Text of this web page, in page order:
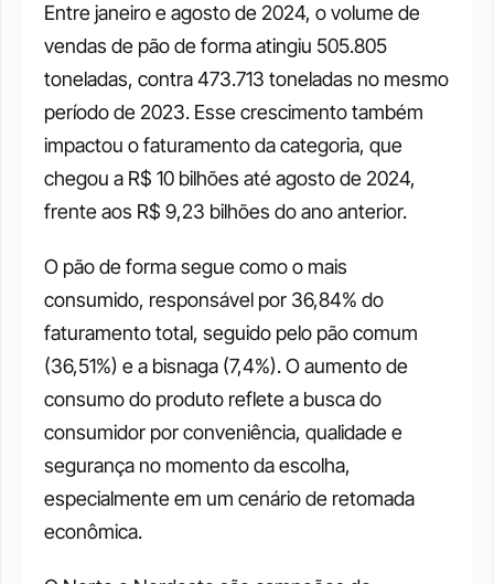
Entre janeiro e agosto de 2024, o volume de
vendas de pão de forma atingiu 505.805
toneladas, contra 473.713 toneladas no mesmo
período de 2023. Esse crescimento também
impactou o faturamento da categoria, que
chegou a R$ 10 bilhões até agosto de 2024,
frente aos R$ 9,23 bilhões do ano anterior.
O pão de forma segue como o mais
consumido, responsável por 36,84% do
faturamento total, seguido pelo pão comum
(36,51%) e a bisnaga (7,4%). O aumento de
consumo do produto reflete a busca do
consumidor por conveniência, qualidade e
segurança no momento da escolha,
especialmente em um cenário de retomada
econômica.